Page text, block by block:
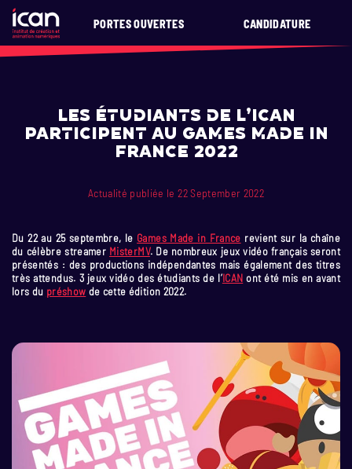
PORTES OUVERTES CANDIDATURE
Les étudiants de l’ICAN
participent au Games Made in
France 2022
Actualité publiée le 22 September 2022
Du 22 au 25 septembre, le Games Made in France revient sur la chaîne
du célèbre streamer MisterMV. De nombreux jeux vidéo français seront
présentés : des productions indépendantes mais également des titres
très attendus. 3 jeux vidéo des étudiants de l’ICAN ont été mis en avant
lors du préshow de cette édition 2022.